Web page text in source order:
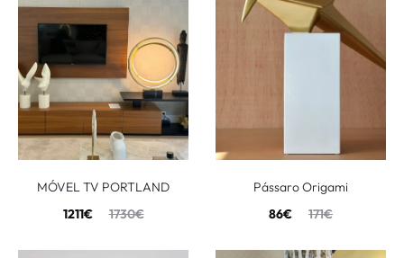
MÓVEL TV PORTLAND
1730€
1211€
Pássaro Origami
171€
86€